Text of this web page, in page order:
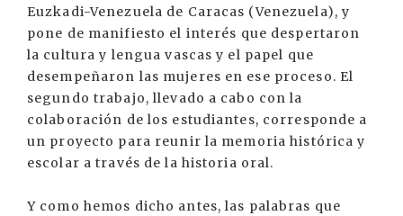
Euzkadi-Venezuela de Caracas (Venezuela), y
pone de manifiesto el interés que despertaron
la cultura y lengua vascas y el papel que
desempeñaron las mujeres en ese proceso. El
segundo trabajo, llevado a cabo con la
colaboración de los estudiantes, corresponde a
un proyecto para reunir la memoria histórica y
escolar a través de la historia oral.
Y como hemos dicho antes, las palabras que